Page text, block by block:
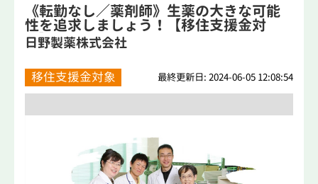
《転勤なし／薬剤師》生薬の大きな可能
性を追求しましょう！【移住支援金対
象】
日野製薬株式会社
移住支援金対象 最終更新日: 2024-06-05 12:08:54